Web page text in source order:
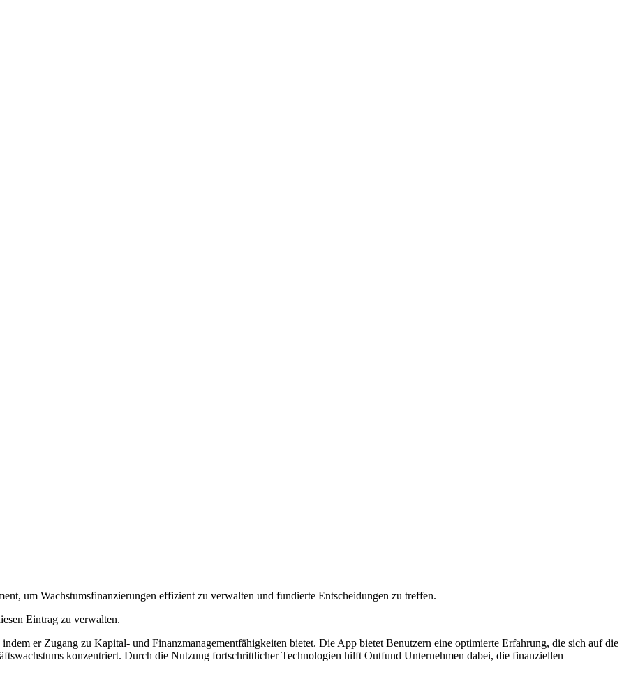
um Wachstumsfinanzierungen effizient zu verwalten und fundierte Entscheidungen zu treffen.
Eintrag zu verwalten.
er Zugang zu Kapital- und Finanzmanagementfähigkeiten bietet. Die App bietet Benutzern eine optimierte Erfahrung, die sich auf die
konzentriert. Durch die Nutzung fortschrittlicher Technologien hilft Outfund Unternehmen dabei, die finanziellen